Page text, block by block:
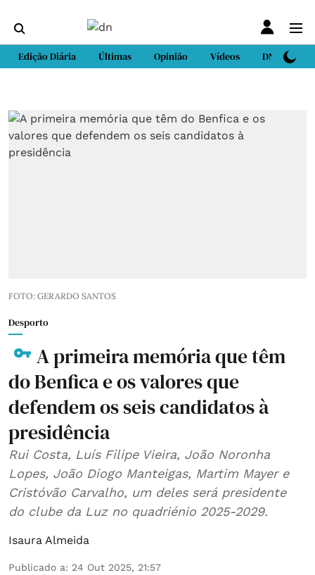
Edição Diária Últimas Opinião Vídeos DN Sport
FOTO: GERARDO SANTOS
Desporto
A primeira memória que têm
do Benfica e os valores que
defendem os seis candidatos à
presidência
Rui Costa, Luís Filipe Vieira, João Noronha
Lopes, João Diogo Manteigas, Martim Mayer e
Cristóvão Carvalho, um deles será presidente
do clube da Luz no quadriénio 2025-2029.
Isaura Almeida
Publicado a: 24 Out 2025, 21:57